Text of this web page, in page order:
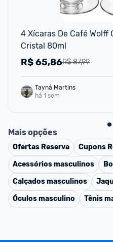
4 Xícaras De Café Wolff
Cristal 80ml
R$ 87,99
R$65,86
Tayná Martins
há 1 sem
Mais opções
Ofertas Reserva Cupons
Acessórios masculinos
Calçados masculinos
Óculos masculino
Tênis